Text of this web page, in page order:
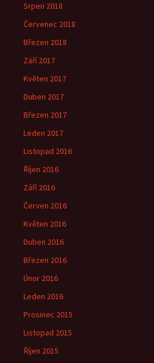
Srpen 2018
Červenec 2018
Březen 2018
Září 2017
Květen 2017
Duben 2017
Březen 2017
Leden 2017
Listopad 2016
Říjen 2016
Září 2016
Červen 2016
Květen 2016
Duben 2016
Březen 2016
Únor 2016
Leden 2016
Prosinec 2015
Listopad 2015
Říjen 2015